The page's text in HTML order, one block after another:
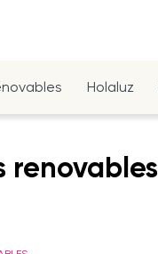
Holaluz
renovables